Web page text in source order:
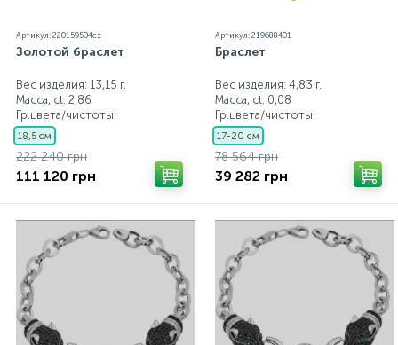
Артикул: 220159504cz
Золотой браслет
Вес изделия: 13,15 г.
Масса, ct: 2,86
Гр.цвета/чистоты:
18,5 см
222 240 грн
111 120 грн
Артикул: 219688401
Браслет
Вес изделия: 4,83 г.
Масса, ct: 0,08
Гр.цвета/чистоты:
17-20 см
78 564 грн
39 282 грн